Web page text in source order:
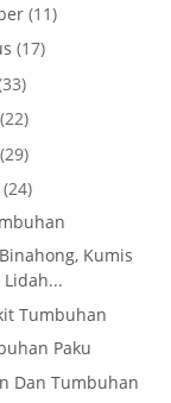
(11)
(17)
(22)
(29)
(24)
Kumis
Lidah...
Tumbuhan
Paku
Dan Tumbuhan